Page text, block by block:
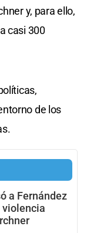
y, para ello,
casi 300
de los
a Fernández
violencia